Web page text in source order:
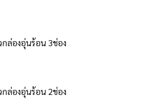
กล่องอุ่นร้อน 3ช่อง
กล่องอุ่นร้อน 2ช่อง